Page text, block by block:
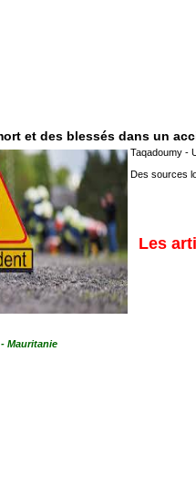
et des blessés dans un
Taqadoumy -
Des sources
Les
Mauritanie